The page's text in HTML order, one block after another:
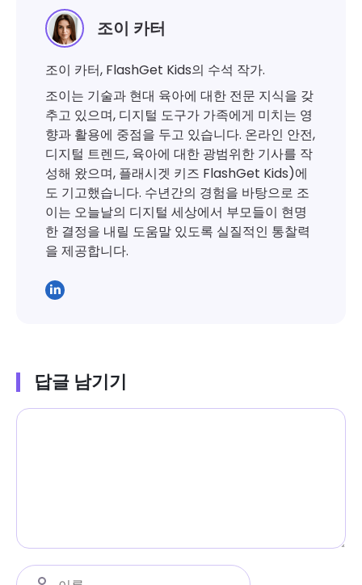
조이 카터
조이 카터, FlashGet Kids의 수석 작가.
조이는 기술과 현대 육아에 대한 전문 지식을 갖
추고 있으며, 디지털 도구가 가족에게 미치는 영
향과 활용에 중점을 두고 있습니다. 온라인 안전,
디지털 트렌드, 육아에 대한 광범위한 기사를 작
성해 왔으며, 플래시겟 키즈 FlashGet Kids)에
도 기고했습니다. 수년간의 경험을 바탕으로 조
이는 오늘날의 디지털 세상에서 부모들이 현명
한 결정을 내릴 도움말 있도록 실질적인 통찰력
을 제공합니다.
답글 남기기